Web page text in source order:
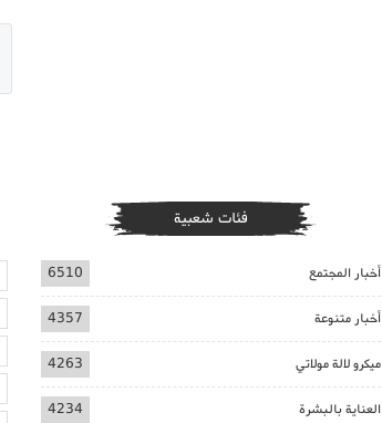
فئات شعبية
أخبار المجتمع 6510
أخبار متنوعة 4357
ميكرو لالة مولاتي 4263
العناية بالبشرة 4234